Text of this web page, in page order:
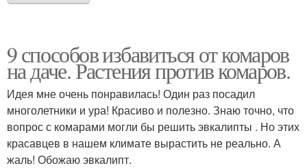
9 способов избавиться от комаров
на даче. Растения против комаров.
Идея мне очень понравилась! Один раз посадил
многолетники и ура! Красиво и полезно. Знаю точно, что
вопрос с комарами могли бы решить эвкалипты . Но этих
красавцев в нашем климате вырастить не реально. А
жаль! Обожаю эвкалипт.